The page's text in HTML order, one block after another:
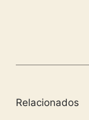
Relacionados